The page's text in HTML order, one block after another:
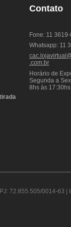
Contato
Fone: 11
Whatsapp: 11
.com.br
Horário de
Segunda a
8hs às 17:30hs
72.855.505/0014-63